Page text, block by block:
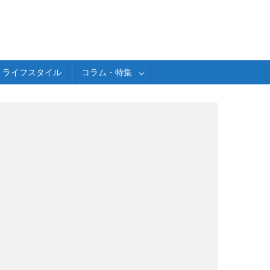
ライフスタイル コラム・特集